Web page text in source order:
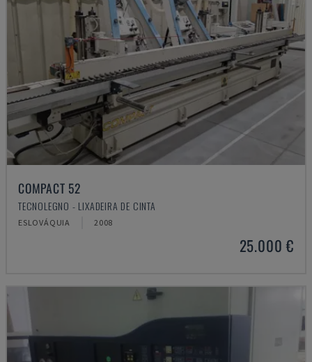
COMPACT 52
TECNOLEGNO - LIXADEIRA DE CINTA
ESLOVÁQUIA 2008
25.000 €